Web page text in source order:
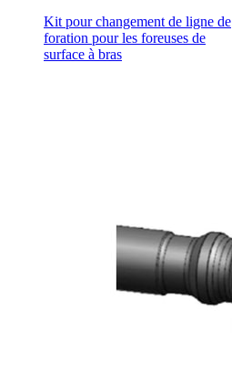
Kit pour changement de ligne de
foration pour les foreuses de
surface à bras